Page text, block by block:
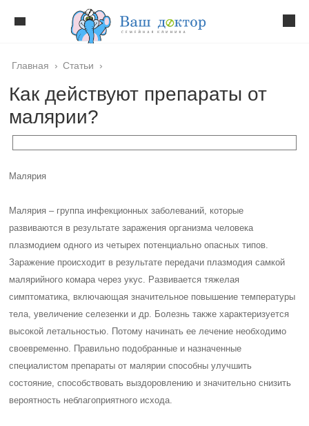
Главная › Статьи ›
Как действуют препараты от
малярии?
Малярия
Малярия – группа инфекционных заболеваний, которые
развиваются в результате заражения организма человека
плазмодием одного из четырех потенциально опасных типов.
Заражение происходит в результате передачи плазмодия самкой
малярийного комара через укус. Развивается тяжелая
симптоматика, включающая значительное повышение температуры
тела, увеличение селезенки и др. Болезнь также характеризуется
высокой летальностью. Потому начинать ее лечение необходимо
своевременно. Правильно подобранные и назначенные
специалистом препараты от малярии способны улучшить
состояние, способствовать выздоровлению и значительно снизить
вероятность неблагоприятного исхода.